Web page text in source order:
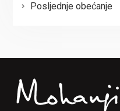
Posljednje obećanje